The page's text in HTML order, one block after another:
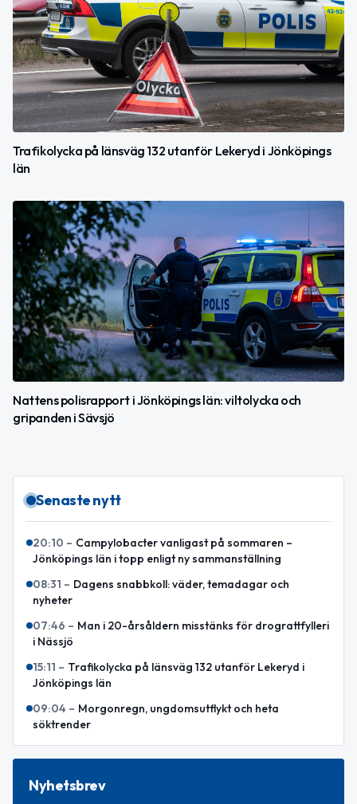
Trafikolycka på länsväg 132 utanför Lekeryd i Jönköpings
län
Nattens polisrapport i Jönköpings län: viltolycka och
gripanden i Sävsjö
Senaste nytt
20:10 – Campylobacter vanligast på sommaren –
Jönköpings län i topp enligt ny sammanställning
08:31 – Dagens snabbkoll: väder, temadagar och
nyheter
07:46 – Man i 20-årsåldern misstänks för drograttfylleri
i Nässjö
15:11 – Trafikolycka på länsväg 132 utanför Lekeryd i
Jönköpings län
09:04 – Morgonregn, ungdomsutflykt och heta
söktrender
Nyhetsbrev